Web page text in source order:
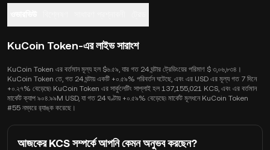
KuCoin Token-এর লাইভ সারাংশ
KuCoin Token এর বর্তমান মূল্য হল $৬.৫৯, যার গত 24 ঘন্টার ট্রেডিংয়ের পরিমাণ $ ৩,০৬,৮৩৪।
KuCoin Token তে, গত 24 ঘন্টায় একটি +০.৫৯% পরিবর্তন ঘটেছে, এবং এর USD এর মূল্য গত 7 দিনে
+০.২৭% বেড়েছে৷ KuCoin Token এর সার্কুলেটিং সাপ্লাই হল 137,155,021 KCS, এবং এর বর্তমান
মার্কেট ক্যাপ ৯০৪.৯৯M USD, যা গত 24 ঘণ্টায় +০.৫৯% বেড়েছে৷ মার্কেট মূলধনে KuCoin Token
#55 নম্বরে র‍্যাঙ্ক করেছে।
আজকের KCS সম্পর্কে আপনি কেমন অনুভব করছেন?